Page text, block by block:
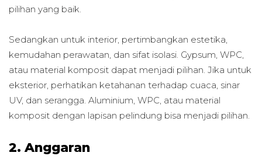
pilihan yang baik.
Sedangkan untuk interior, pertimbangkan estetika,
kemudahan perawatan, dan sifat isolasi. Gypsum, WPC,
atau material komposit dapat menjadi pilihan. Jika untuk
eksterior, perhatikan ketahanan terhadap cuaca, sinar
UV, dan serangga. Aluminium, WPC, atau material
komposit dengan lapisan pelindung bisa menjadi pilihan.
2. Anggaran